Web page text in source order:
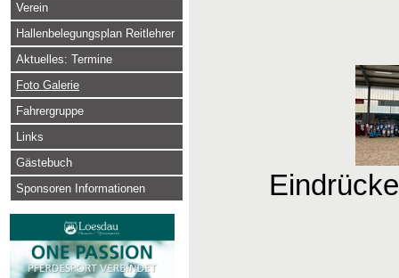
Verein
Hallenbelegungsplan Reitlehrer
Aktuelles: Termine
Foto Galerie
Fahrergruppe
Links
Gästebuch
Sponsoren Informationen